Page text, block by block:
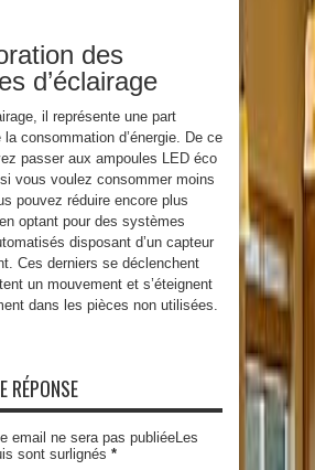
des
d’éclairage
il représente une part
consommation d’énergie. De ce
passer aux ampoules LED éco
vous voulez consommer moins
pouvez réduire encore plus
optant pour des systèmes
disposant d’un capteur
Ces derniers se déclenchent
un mouvement et s’éteignent
dans les pièces non utilisées.
RÉPONSE
email ne sera pas publiéeLes
sont surlignés *